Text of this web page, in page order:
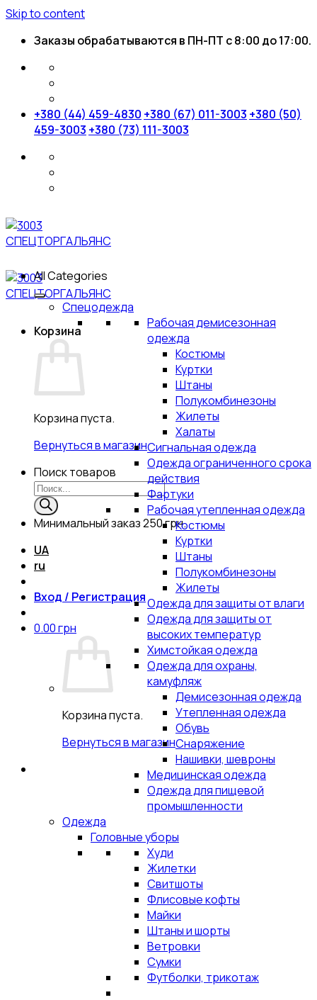
Skip to content
Заказы обрабатываются в ПН-ПТ с 8:00 до 17:00.
+380 (44) 459-4830 +380 (67) 011-3003 +380 (50)
459-3003 +380 (73) 111-3003
Корзина
Корзина пуста.
Вернуться в магазин
Поиск товаров
Минимальный заказ250 грн.
UA
ru
Вход / Регистрация
0.00грн
Корзина пуста.
Вернуться в магазин
All Categories
Спецодежда
Рабочая демисезонная
одежда
Костюмы
Куртки
Штаны
Полукомбинезоны
Жилеты
Халаты
Сигнальная одежда
Одежда ограниченного срока
действия
Фартуки
Рабочая утепленная одежда
Костюмы
Куртки
Штаны
Полукомбинезоны
Жилеты
Одежда для защиты от влаги
Одежда для защиты от
высоких температур
Химстойкая одежда
Одежда для охраны,
камуфляж
Демисезонная одежда
Утепленная одежда
Обувь
Снаряжение
Нашивки, шевроны
Медицинская одежда
Одежда для пищевой
промышленности
Одежда
Головные уборы
Худи
Жилетки
Свитшоты
Флисовые кофты
Майки
Штаны и шорты
Ветровки
Сумки
Футболки, трикотаж